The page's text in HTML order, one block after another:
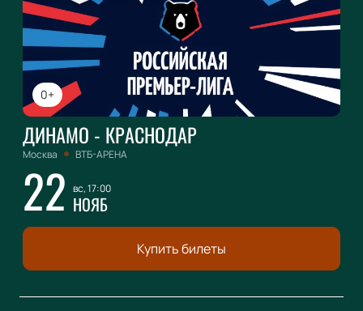
0+
ДИНАМО - КРАСНОДАР
Москва ВТБ-АРЕНА
22 вс, 17:00
НОЯБ
Купить билеты